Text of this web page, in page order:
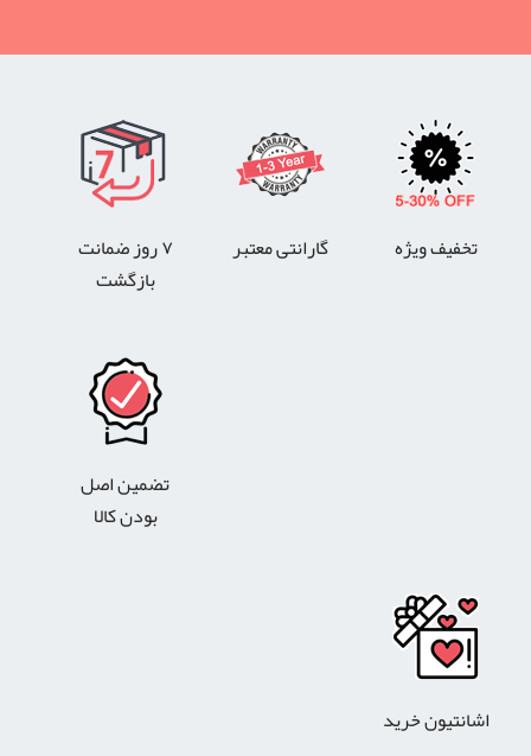
تخفیف ویژه گارانتی معتبر
۷ روز ضمانت
بازگشت
تضمین اصل
بودن کالا
اشانتیون خرید